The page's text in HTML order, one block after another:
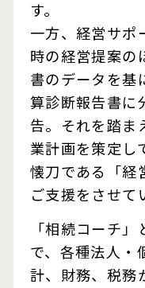
す。
一方、経営サポ
時の経営提案の
書のデータを基
算診断報告書に
告。それを踏ま
業計画を策定し
懐刀である「経
ご支援をさせて
「相続コーチ
で、各種法人・
計、財務、税務